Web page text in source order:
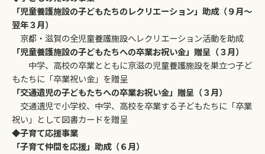
「児童養護施設の子どもたちのレクリエーション」助成（９月～
翌年３月）
京都・滋賀の全児童養護施設へレクリエーション活動を助成
「児童養護施設の子どもたちへの卒業お祝い金」贈呈（３月）
中学、高校の卒業とともに京滋の児童養護施設を巣立つ子ど
もたちに「卒業祝い金」を贈呈
「交通遺児の子どもたちへの卒業お祝い金」贈呈（３月）
交通遺児で小学校、中学、高校を卒業する子どもたちに「卒業
祝い」として図書カードを贈呈
◆子育て応援事業
「子育て仲間を応援」助成（６月）